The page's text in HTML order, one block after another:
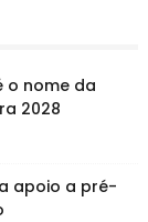
o nome da
2028
apoio a pré-